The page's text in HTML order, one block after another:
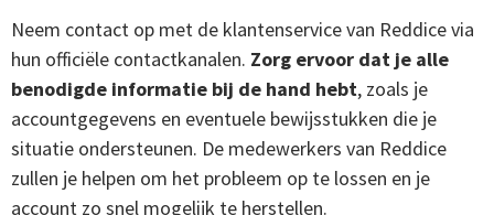
Neem contact op met de klantenservice van Reddice via
hun officiële contactkanalen. Zorg ervoor dat je alle
benodigde informatie bij de hand hebt, zoals je
accountgegevens en eventuele bewijsstukken die je
situatie ondersteunen. De medewerkers van Reddice
zullen je helpen om het probleem op te lossen en je
account zo snel mogelijk te herstellen.